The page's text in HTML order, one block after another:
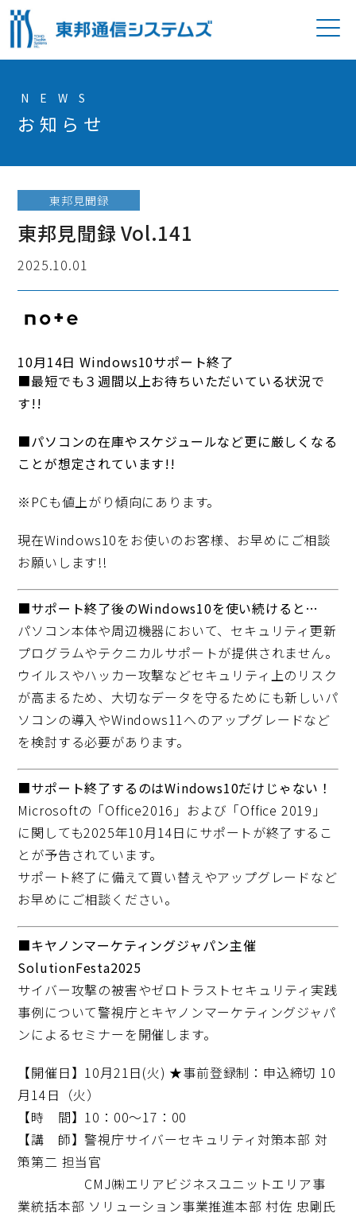
NEWS
お知らせ
東邦見聞録
東邦見聞録 Vol.141
2025.10.01
10月14日 Windows10サポート終了
■最短でも３週間以上お待ちいただいている状況で
す!!
■パソコンの在庫やスケジュールなど更に厳しくなる
ことが想定されています!!
※PCも値上がり傾向にあります。
現在Windows10をお使いのお客様、お早めにご相談
お願いします!!
■サポート終了後のWindows10を使い続けると…
パソコン本体や周辺機器において、セキュリティ更新
プログラムやテクニカルサポートが提供されません。
ウイルスやハッカー攻撃などセキュリティ上のリスク
が高まるため、大切なデータを守るためにも新しいパ
ソコンの導入やWindows11へのアップグレードなど
を検討する必要があります。
■サポート終了するのはWindows10だけじゃない！
Microsoftの「Office2016」および「Office 2019」
に関しても2025年10月14日にサポートが終了するこ
とが予告されています。
サポート終了に備えて買い替えやアップグレードなど
お早めにご相談ください。
■キヤノンマーケティングジャパン主催
SolutionFesta2025
サイバー攻撃の被害やゼロトラストセキュリティ実践
事例について警視庁とキヤノンマーケティングジャパ
ンによるセミナーを開催します。
【開催日】10月21日(火) ★事前登録制：申込締切 10
月14日（火）
【時 間】10：00～17：00
【講 師】警視庁サイバーセキュリティ対策本部 対
策第二 担当官
CMJ㈱エリアビジネスユニットエリア事
業統括本部 ソリューション事業推進本部 村佐 忠剛氏